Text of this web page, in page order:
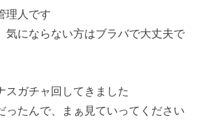
理人です
気にならない方はブラバで大丈夫で
スガチャ回してきました
ったんで、まぁ見ていってください